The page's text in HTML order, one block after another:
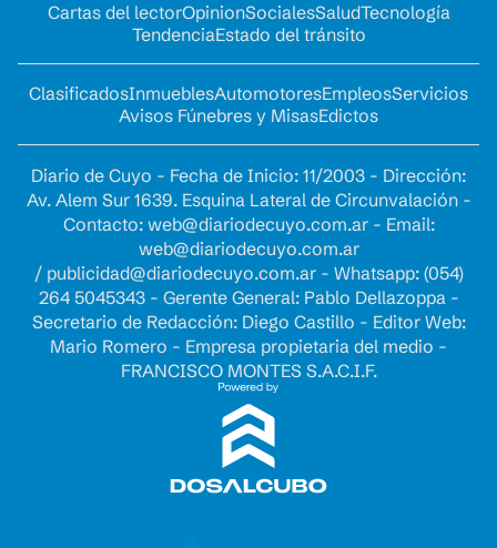
Cartas del lectorOpinionSocialesSaludTecnología
TendenciaEstado del tránsito
ClasificadosInmueblesAutomotoresEmpleosServicios
Avisos Fúnebres y MisasEdictos
Diario de Cuyo - Fecha de Inicio: 11/2003 - Dirección:
Av. Alem Sur 1639. Esquina Lateral de Circunvalación -
Contacto: web@diariodecuyo.com.ar- Email:
web@diariodecuyo.com.ar
/ publicidad@diariodecuyo.com.ar- Whatsapp: (054)
264 5045343 - Gerente General: Pablo Dellazoppa -
Secretario de Redacción: Diego Castillo - Editor Web:
Mario Romero - Empresa propietaria del medio -
FRANCISCO MONTES S.A.C.I.F.